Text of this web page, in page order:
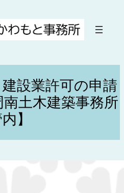
建設業許可の申請
土木建築事務所
】